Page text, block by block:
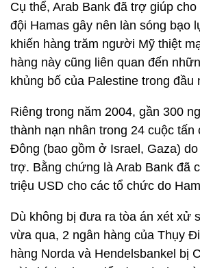
Cụ thể, Arab Bank đã trợ giúp
đội Hamas gây nên làn sóng bạo
khiến hàng trăm người Mỹ thiệt
hàng này cũng liên quan đến
khủng bố của Palestine trong đầu
Riêng trong năm 2004, gần 300
thành nạn nhân trong 24 cuộc tấn
Đông (bao gồm ở Israel, Gaza) do
trợ. Bằng chứng là Arab Bank đã
triệu USD cho các tổ chức do
Dù không bị đưa ra tòa án xét xử
vừa qua, 2 ngân hàng của Thụy
hàng Norda và Hendelsbankel bị